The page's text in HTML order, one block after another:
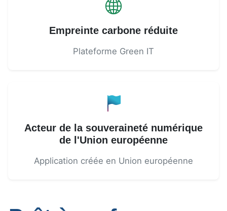
Empreinte carbone réduite
Plateforme Green IT
Acteur de la souveraineté numérique
de l'Union européenne
Application créée en Union européenne